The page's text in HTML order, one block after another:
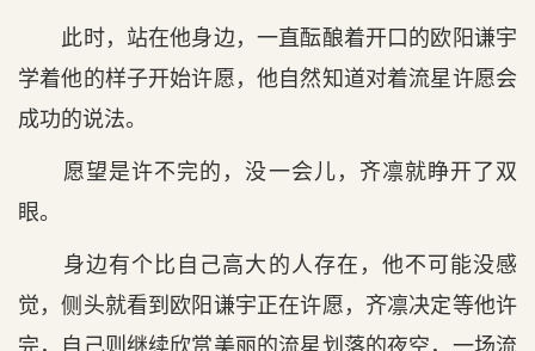
此时，站在他身边，一直酝酿着开口的欧阳谦宇
学着他的样子开始许愿，他自然知道对着流星许愿会
成功的说法。
愿望是许不完的，没一会儿，齐凛就睁开了双
眼。
身边有个比自己高大的人存在，他不可能没感
觉，侧头就看到欧阳谦宇正在许愿，齐凛决定等他许
完，自己则继续欣赏美丽的流星划落的夜空，一场流